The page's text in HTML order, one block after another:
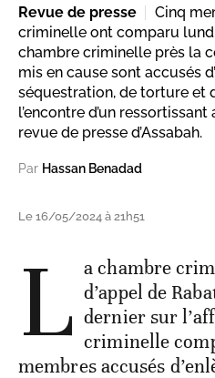
Revue de presse
Cinq
criminelle ont comparu
chambre criminelle près la
mis en cause sont accusés
séquestration, de torture et
l’encontre d’un
revue de presse d’Assabah.
Par Hassan Benadad
Le 16/05/2024 à 21h51
L a chambre
d’appel de
dernier sur
criminelle
membres accusés